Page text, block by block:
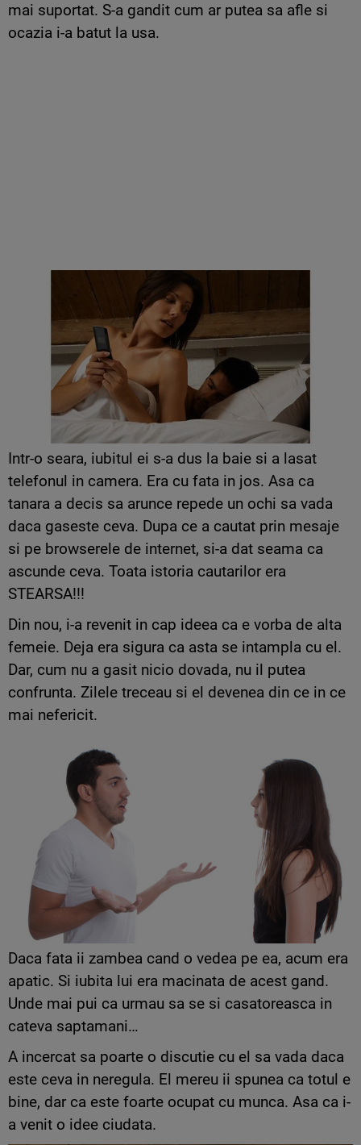
mai suportat. S-a gandit cum ar putea sa afle si
ocazia i-a batut la usa.
Intr-o seara, iubitul ei s-a dus la baie si a lasat
telefonul in camera. Era cu fata in jos. Asa ca
tanara a decis sa arunce repede un ochi sa vada
daca gaseste ceva. Dupa ce a cautat prin mesaje
si pe browserele de internet, si-a dat seama ca
ascunde ceva. Toata istoria cautarilor era
STEARSA!!!
Din nou, i-a revenit in cap ideea ca e vorba de alta
femeie. Deja era sigura ca asta se intampla cu el.
Dar, cum nu a gasit nicio dovada, nu il putea
confrunta. Zilele treceau si el devenea din ce in ce
mai nefericit.
Daca fata ii zambea cand o vedea pe ea, acum era
apatic. Si iubita lui era macinata de acest gand.
Unde mai pui ca urmau sa se si casatoreasca in
cateva saptamani…
A incercat sa poarte o discutie cu el sa vada daca
este ceva in neregula. El mereu ii spunea ca totul e
bine, dar ca este foarte ocupat cu munca. Asa ca i-
a venit o idee ciudata.